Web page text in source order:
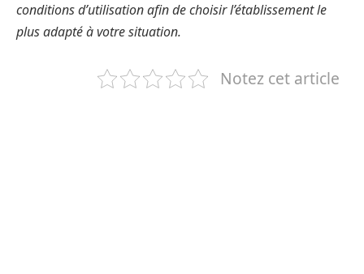
conditions d’utilisation afin de choisir l’établissement le
plus adapté à votre situation.
Notez cet article